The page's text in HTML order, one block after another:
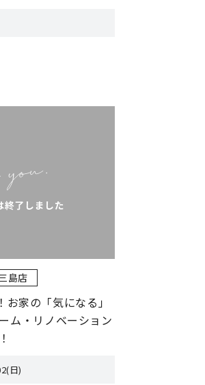
島店
家の「気になる」
ム・リノベーション
日)